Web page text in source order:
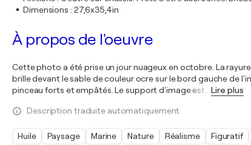
Dimensions : 27,6x35,4in
À propos de l'oeuvre
Cette photo a été prise un jour nuageux en octobre. La
brille devant le sable de couleur ocre sur le bord gauche de
pinceau forts et empâtés. Le support d'image est
Lire plus
Description traduite automatiquement.
Huile Paysage Marine Nature Réalisme Figuratif